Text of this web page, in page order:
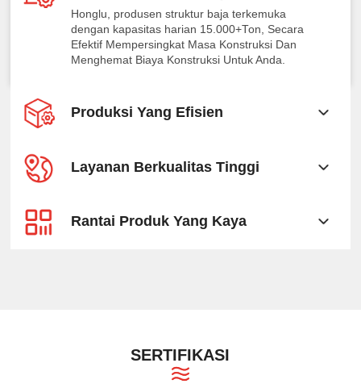
Honglu, produsen struktur baja terkemuka
dengan kapasitas harian 15.000+Ton, Secara
Efektif Mempersingkat Masa Konstruksi Dan
Menghemat Biaya Konstruksi Untuk Anda.
Produksi Yang Efisien
Layanan Berkualitas Tinggi
Rantai Produk Yang Kaya
SERTIFIKASI